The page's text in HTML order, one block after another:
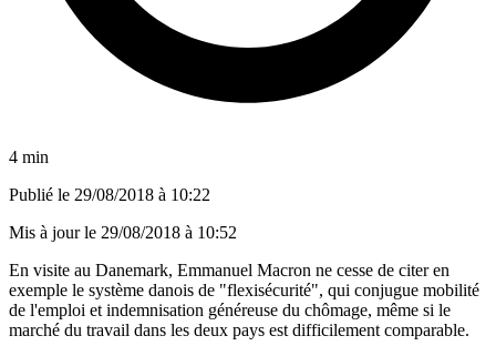
4 min
Publié le 29/08/2018 à 10:22
Mis à jour le 29/08/2018 à 10:52
En visite au Danemark, Emmanuel Macron ne cesse de citer en
exemple le système danois de "flexisécurité", qui conjugue mobilité
de l'emploi et indemnisation généreuse du chômage, même si le
marché du travail dans les deux pays est difficilement comparable.